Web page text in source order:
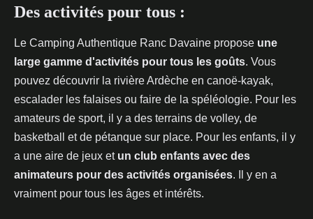
Des activités pour tous :
Le Camping Authentique Ranc Davaine propose une
large gamme d'activités pour tous les goûts. Vous
pouvez découvrir la rivière Ardèche en canoë-kayak,
escalader les falaises ou faire de la spéléologie. Pour les
amateurs de sport, il y a des terrains de volley, de
basketball et de pétanque sur place. Pour les enfants, il y
a une aire de jeux et un club enfants avec des
animateurs pour des activités organisées. Il y en a
vraiment pour tous les âges et intérêts.